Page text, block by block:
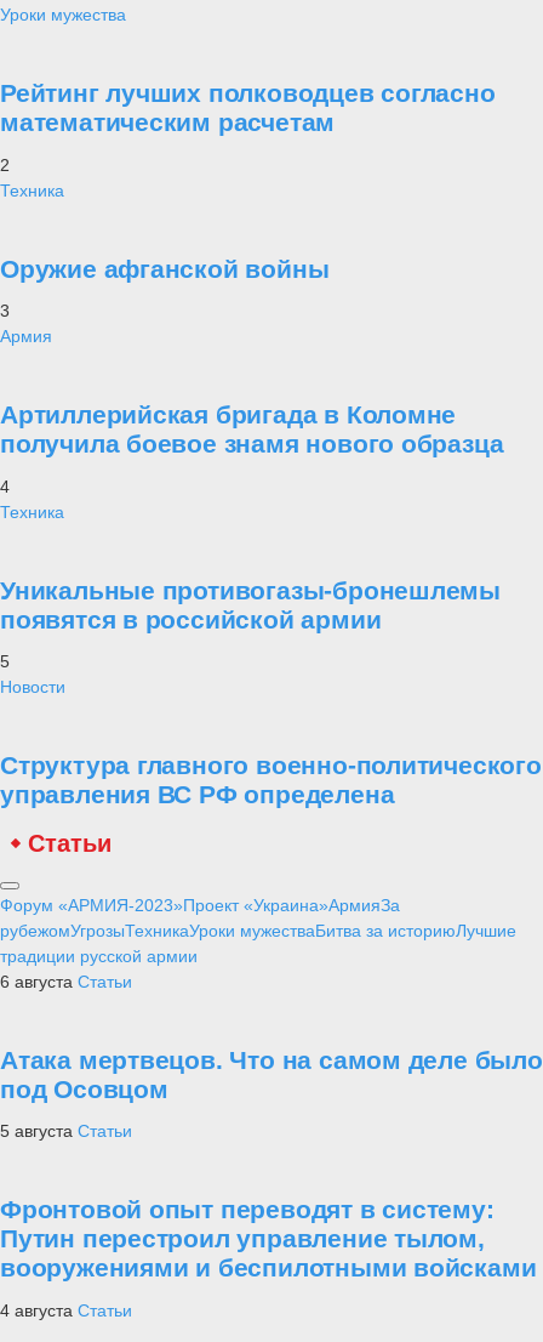
Уроки мужества
Рейтинг лучших полководцев согласно
математическим расчетам
2
Техника
Оружие афганской войны
3
Армия
Артиллерийская бригада в Коломне
получила боевое знамя нового образца
4
Техника
Уникальные противогазы-бронешлемы
появятся в российской армии
5
Новости
Структура главного военно-политического
управления ВС РФ определена
Статьи
Форум «АРМИЯ-2023»Проект «Украина»АрмияЗа
рубежомУгрозыТехникаУроки мужестваБитва за историюЛучшие
традиции русской армии
6 августа Статьи
Атака мертвецов. Что на самом деле было
под Осовцом
5 августа Статьи
Фронтовой опыт переводят в систему:
Путин перестроил управление тылом,
вооружениями и беспилотными войсками
4 августа Статьи